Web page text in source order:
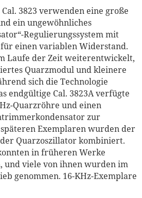
3823 verwenden eine große
ein ungewöhnliches
Regulierungssystem mit
einen variablen Widerstand.
Laufe der Zeit weiterentwickelt,
Quarzmodul und kleinere
sich die Technologie
endgültige Cal. 3823A verfügte
Quarzröhre und einen
zur
Exemplaren wurden der
Quarzoszillator kombiniert.
in früheren Werke
und viele von ihnen wurden im
genommen. 16-KHz-Exemplare